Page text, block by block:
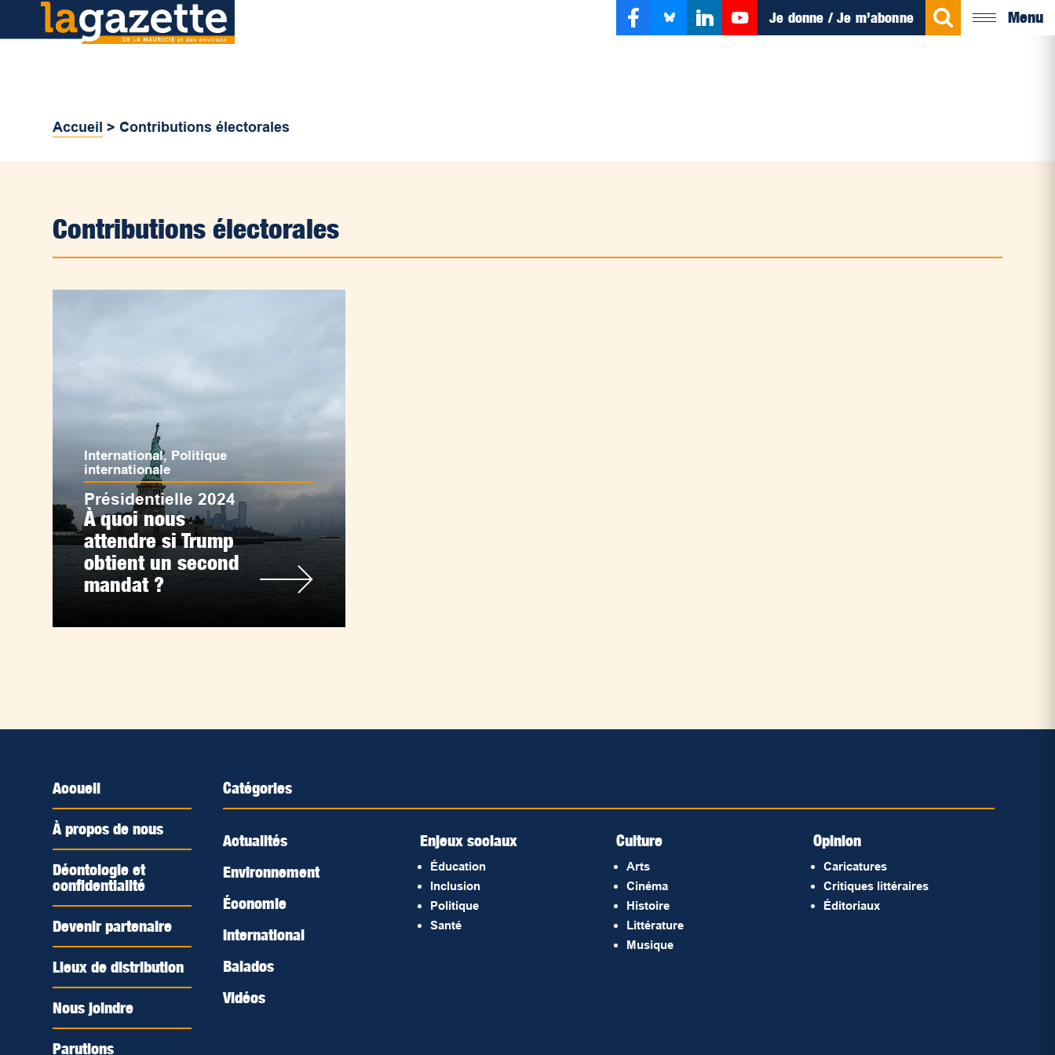
Je donne / Je m’abonne Menu
Accueil >Contributions électorales
Contributions électorales
International, Politique
internationale
Présidentielle 2024
À quoi nous
attendre si Trump
obtient un second
mandat ?
Accueil
À propos de nous
Déontologie et
confidentialité
Devenir partenaire
Lieux de distribution
Nous joindre
Parutions
Catégories
Actualités
Environnement
Économie
International
Balados
Vidéos
Enjeux sociaux
Éducation
Inclusion
Politique
Santé
Culture
Arts
Cinéma
Histoire
Littérature
Musique
Opinion
Caricatures
Critiques littéraires
Éditoriaux